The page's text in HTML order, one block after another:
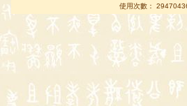
使用次數：